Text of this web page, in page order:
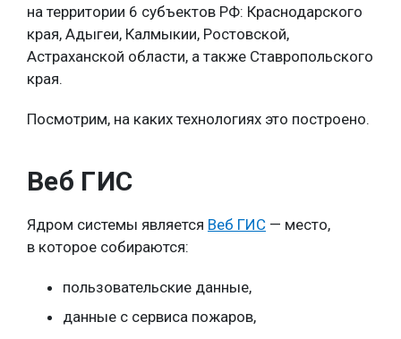
на территории 6 субъектов РФ: Краснодарского
края, Адыгеи, Калмыкии, Ростовской,
Астраханской области, а также Ставропольского
края.
Посмотрим, на каких технологиях это построено.
Веб ГИС
Ядром системы является Веб ГИС — место,
в которое собираются:
пользовательские данные,
данные с сервиса пожаров,